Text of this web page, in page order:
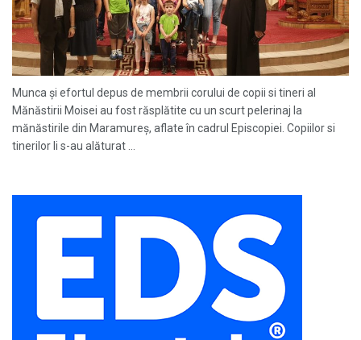
Munca şi efortul depus de membrii corului de copii si tineri al
Mănăstirii Moisei au fost răsplătite cu un scurt pelerinaj la
mănăstirile din Maramureș, aflate în cadrul Episcopiei. Copiilor si
tinerilor li s-au alăturat ...